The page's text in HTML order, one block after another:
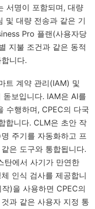
서명이 포함되며, 대량
및 대량 전송과 같은 기
Pro 플랜(사용자당
지불 조건과 같은 동적
니다.
트 계약 관리(IAM) 및
보입니다. IAM은 AI를
수행하며, CPEC의 다국
합니다. CLM은 초안 작
주기를 자동화하고 프
은 도구와 통합됩니다.
탄에서 사기가 만연한
인식 검사를 제공합니
)을 사용하면 CPEC의
과 같은 사용자 지정 통